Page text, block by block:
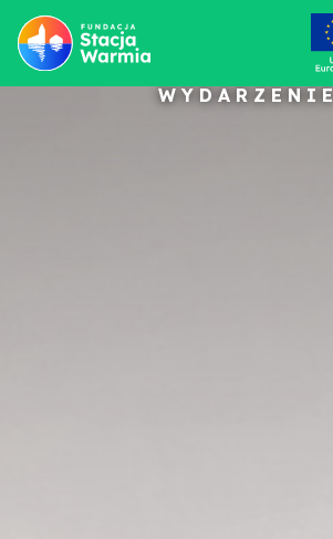
WYDARZENIE